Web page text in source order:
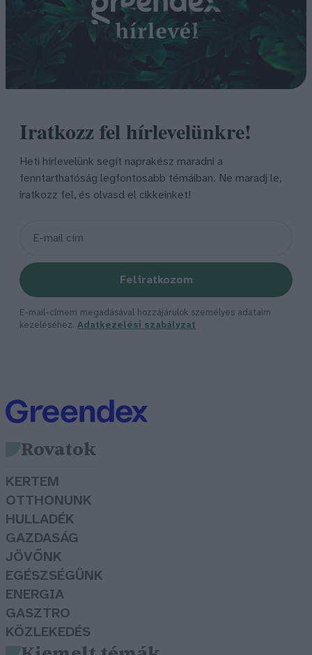
Iratkozz fel hírlevelünkre!
Heti hírlevelünk segít naprakész maradni a
fenntarthatóság legfontosabb témáiban. Ne maradj le,
iratkozz fel, és olvasd el cikkeinket!
Feliratkozom
E-mail-címem megadásával hozzájárulok személyes adataim
kezeléséhez. Adatkezelési szabályzat
Rovatok
KERTEM
OTTHONUNK
HULLADÉK
GAZDASÁG
JÖVŐNK
EGÉSZSÉGÜNK
ENERGIA
GASZTRO
KÖZLEKEDÉS